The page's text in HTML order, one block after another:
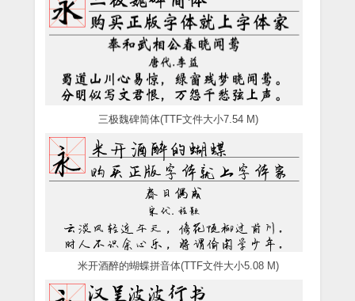
三极魏碑简体(TTF文件大小7.54 M)
米开酒醉的蝴蝶拼音体(TTF文件大小5.08 M)